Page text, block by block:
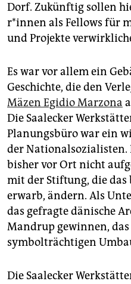
Dorf. Zukünftig sollen
r*in­nen als Fellows für
und Projekte
Es war vor allem ein
Geschichte, die den
Mäzen Egidio Marzona
Die Saalecker
Planungsbüro war ein
der Nationalsozialisten.
bisher vor Ort nicht
mit der Stiftung, die das
erwarb, ändern. Als
das gefragte dänische
Mandrup gewinnen,
symbolträchtigen
Die Saalecker